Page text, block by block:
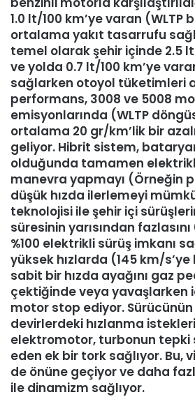
1.0 lt/100 km’ye varan
ortalama yakıt tasarrufu
temel olarak şehir içinde 2.5
ve yolda 0.7 lt/100 km’ye
sağlarken otoyol tüketimleri
performans, 3008 ve 5008
emisyonlarında (WLTP
ortalama 20 gr/km’lik bir
geliyor. Hibrit sistem,
olduğunda tamamen
manevra yapmayı (Örneğin
düşük hızda ilerlemeyi
teknolojisi ile şehir içi
süresinin yarısından
%100 elektrikli sürüş imkanı
yüksek hızlarda (145 km/
sabit bir hızda ayağını gaz
çektiğinde veya yavaşlarken
motor stop ediyor.
devirlerdeki hızlanma
elektromotor, turbonun tepki
eden ek bir tork sağlıyor. Bu,
de önüne geçiyor ve daha
ile dinamizm sağlıyor.